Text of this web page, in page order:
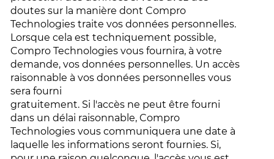
doutes sur la manière dont Compro
Technologies traite vos données personnelles.
Lorsque cela est techniquement possible,
Compro Technologies vous fournira, à votre
demande, vos données personnelles. Un accès
raisonnable à vos données personnelles vous
sera fourni
gratuitement. Si l'accès ne peut être fourni
dans un délai raisonnable, Compro
Technologies vous communiquera une date à
laquelle les informations seront fournies. Si,